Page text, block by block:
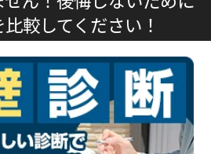
較してください！